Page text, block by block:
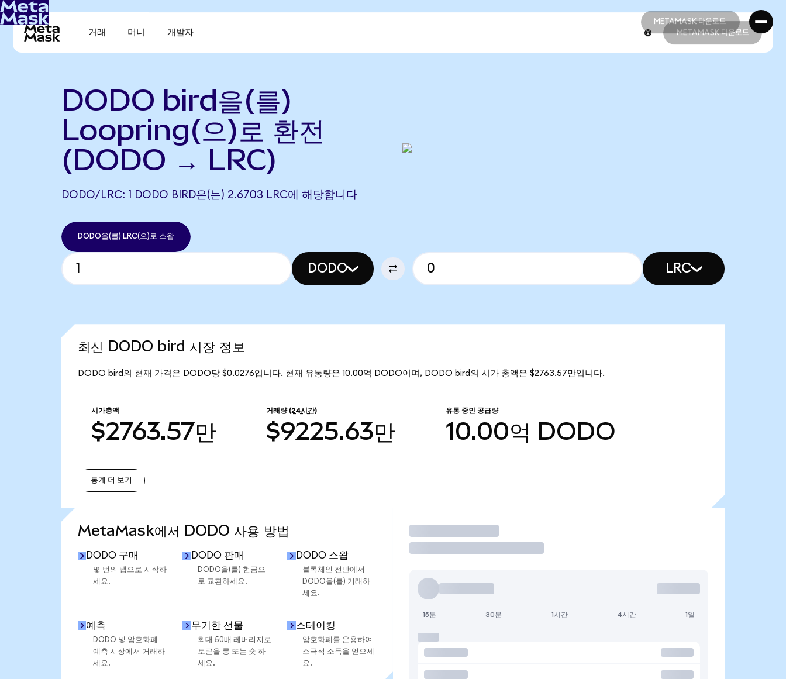
METAMASK 다운로드
METAMASK 다운로드
거래 머니 개발자 METAMASK 다운로드
DODO bird을(를)
Loopring(으)로 환전
(DODO → LRC)
DODO/LRC: 1 DODO BIRD은(는) 2.6703 LRC에 해당합니다
DODO을(를) LRC(으)로 스왑
DODO LRC
최신 DODO bird 시장 정보
DODO bird의 현재 가격은 DODO당 $0.0276입니다. 현재 유통량은 10.00억 DODO이며, DODO bird의 시가 총액은 $2763.57만입니다.
시가총액
$2763.57만
거래량 (24시간)
$9225.63만
유통 중인 공급량
10.00억 DODO
통계 더 보기
MetaMask에서 DODO 사용 방법
DODO 구매
몇 번의 탭으로 시작하
세요.
DODO 판매
DODO을(를) 현금으
로 교환하세요.
DODO 스왑
블록체인 전반에서
DODO을(를) 거래하
세요.
예측
DODO 및 암호화폐
예측 시장에서 거래하
세요.
무기한 선물
최대 50배 레버리지로
토큰을 롱 또는 숏 하
세요.
스테이킹
암호화폐를 운용하여
소극적 소득을 얻으세
요.
거래
15분 30분 1시간 4시간 1일